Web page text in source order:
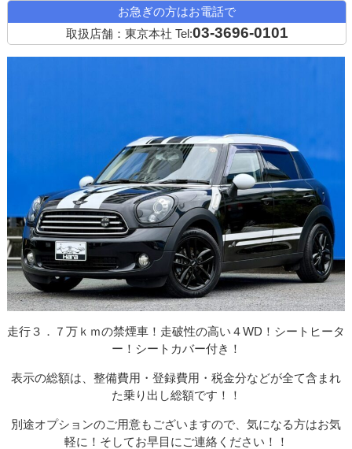
お急ぎの方はお電話で
取扱店舗：東京本社 Tel:03-3696-0101
走行３．７万ｋｍの禁煙車！走破性の高い４WD！シートヒータ
ー！シートカバー付き！
表示の総額は、整備費用・登録費用・税金分などが全て含まれ
た乗り出し総額です！！
別途オプションのご用意もございますので、気になる方はお気
軽に！そしてお早目にご連絡ください！！